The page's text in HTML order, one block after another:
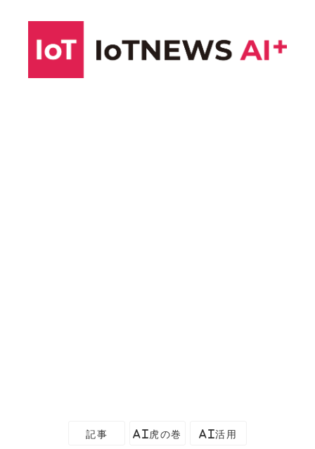
記事 AI虎の巻 AI活用